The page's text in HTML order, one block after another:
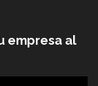
empresa al